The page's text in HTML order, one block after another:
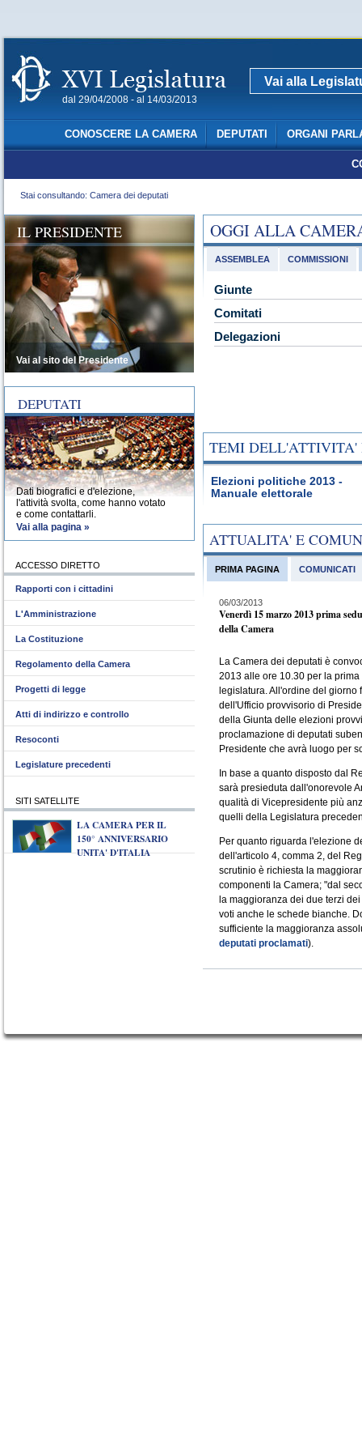
dal 29/04/2008 - al 14/03/2013
Vai alla
CONOSCERE LA CAMERA DEPUTATI ORGANI
Stai consultando: Camera dei deputati
OGGI ALLA
ASSEMBLEA COMMISSIONI
Giunte
Comitati
Delegazioni
TEMI DELL'ATTIVITA'
Elezioni politiche 2013 -
Manuale elettorale
ATTUALITA' E
PRIMA PAGINA
06/03/2013
Venerdì 15 marzo 2013 prima
della Camera
La Camera dei deputati è
2013 alle ore 10.30 per la
legislatura. All'ordine del giorno
dell'Ufficio provvisorio di
della Giunta delle elezioni
proclamazione di deputati
Presidente che avrà luogo per
In base a quanto disposto dal
sarà presieduta dall'onorevole
qualità di Vicepresidente più
quelli della Legislatura
Per quanto riguarda l'elezione
dell'articolo 4, comma 2, del
scrutinio è richiesta la
componenti la Camera; "dal
la maggioranza dei due terzi
voti anche le schede bianche.
sufficiente la maggioranza
deputati proclamati).
COMUNICATI
IL PRESIDENTE
Vai al sito del Presidente
DEPUTATI
Dati biografici e d'elezione,
l'attività svolta, come hanno votato
e come contattarli.
Vai alla pagina »
ACCESSO DIRETTO
Rapporti con i cittadini
L'Amministrazione
La Costituzione
Regolamento della Camera
Progetti di legge
Atti di indirizzo e controllo
Resoconti
Legislature precedenti
SITI SATELLITE
LA CAMERA PER IL
150° ANNIVERSARIO
UNITA' D'ITALIA